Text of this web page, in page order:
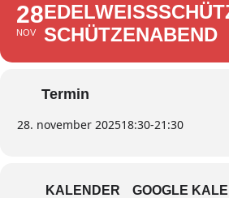
28
NOV
CHÜTZENABEND
Termin
28. november 202518:30-21:30
KALENDER GOOGLE